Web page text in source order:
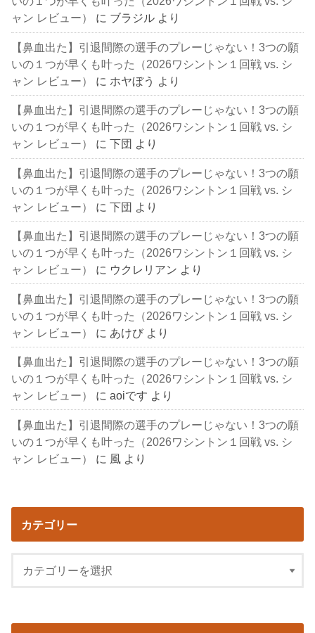
ャン レビュー）
に ブラジル より
【鼻血出た】引退間際の選手のプレーじゃない！3つの願
いの１つが早くも叶った（2026ワシントン１回戦 vs. シ
ャン レビュー）
に ホヤぼう より
【鼻血出た】引退間際の選手のプレーじゃない！3つの願
いの１つが早くも叶った（2026ワシントン１回戦 vs. シ
ャン レビュー）
に下団 より
【鼻血出た】引退間際の選手のプレーじゃない！3つの願
いの１つが早くも叶った（2026ワシントン１回戦 vs. シ
ャン レビュー）
に下団 より
【鼻血出た】引退間際の選手のプレーじゃない！3つの願
いの１つが早くも叶った（2026ワシントン１回戦 vs. シ
ャン レビュー）
に ウクレリアン より
【鼻血出た】引退間際の選手のプレーじゃない！3つの願
いの１つが早くも叶った（2026ワシントン１回戦 vs. シ
ャン レビュー）
に あけび より
【鼻血出た】引退間際の選手のプレーじゃない！3つの願
いの１つが早くも叶った（2026ワシントン１回戦 vs. シ
ャン レビュー）
にaoiです より
【鼻血出た】引退間際の選手のプレーじゃない！3つの願
いの１つが早くも叶った（2026ワシントン１回戦 vs. シ
ャン レビュー）
に 風 より
カテゴリー